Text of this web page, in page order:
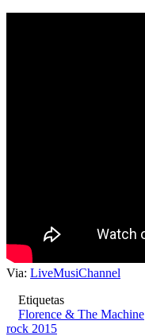
Via: LiveMusiChannel
Etiquetas
Florence & The Machine
rock 2015